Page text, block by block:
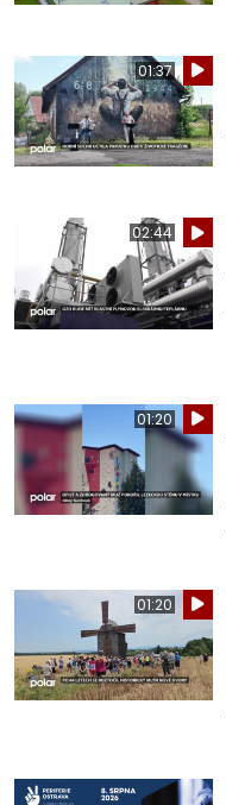
01:37
02:44
01:20
01:20